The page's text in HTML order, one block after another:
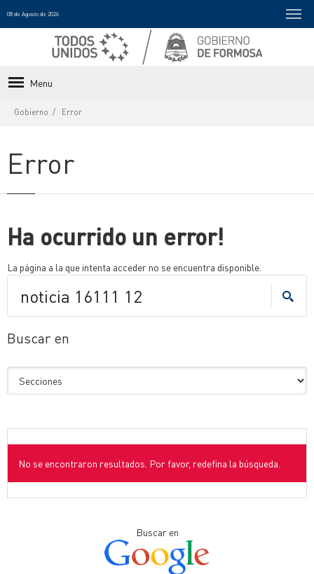
08 de Agosto de 2026
Menu
Gobierno Error
Error
Ha ocurrido un error!
La página a la que intenta acceder no se encuentra disponible.
Buscar en
No se encontraron resultados. Por favor, redefina la búsqueda.
Buscar en